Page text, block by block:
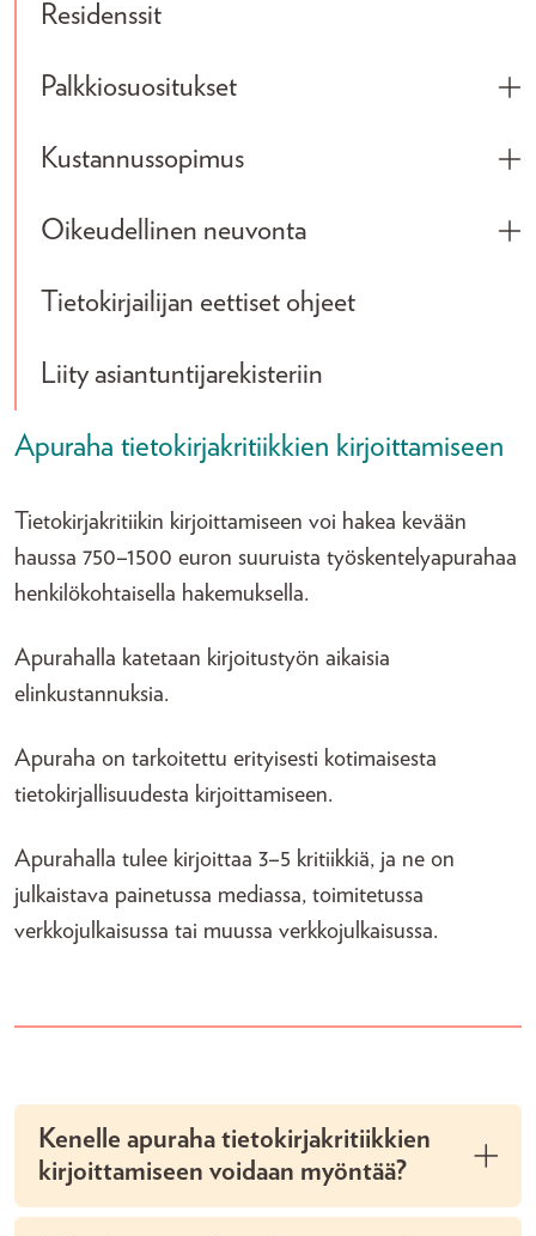
Residenssit
Palkkiosuositukset
Kustannussopimus
Oikeudellinen neuvonta
Tietokirjailijan eettiset ohjeet
Liity asiantuntijarekisteriin
Apuraha tietokirjakritiikkien kirjoittamiseen
Tietokirjakritiikin kirjoittamiseen voi hakea kevään
haussa 750–1500 euron suuruista työskentelyapurahaa
henkilökohtaisella hakemuksella.
Apurahalla katetaan kirjoitustyön aikaisia
elinkustannuksia.
Apuraha on tarkoitettu erityisesti kotimaisesta
tietokirjallisuudesta kirjoittamiseen.
Apurahalla tulee kirjoittaa 3–5 kritiikkiä, ja ne on
julkaistava painetussa mediassa, toimitetussa
verkkojulkaisussa tai muussa verkkojulkaisussa.
Kenelle apuraha tietokirjakritiikkien
kirjoittamiseen voidaan myöntää?